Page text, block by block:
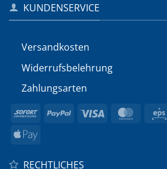
KUNDENSERVICE
Versandkosten
Widerrufs­belehrung
Zahlungsarten
Sofort PayPal Visa
Apple
RECHTLICHES